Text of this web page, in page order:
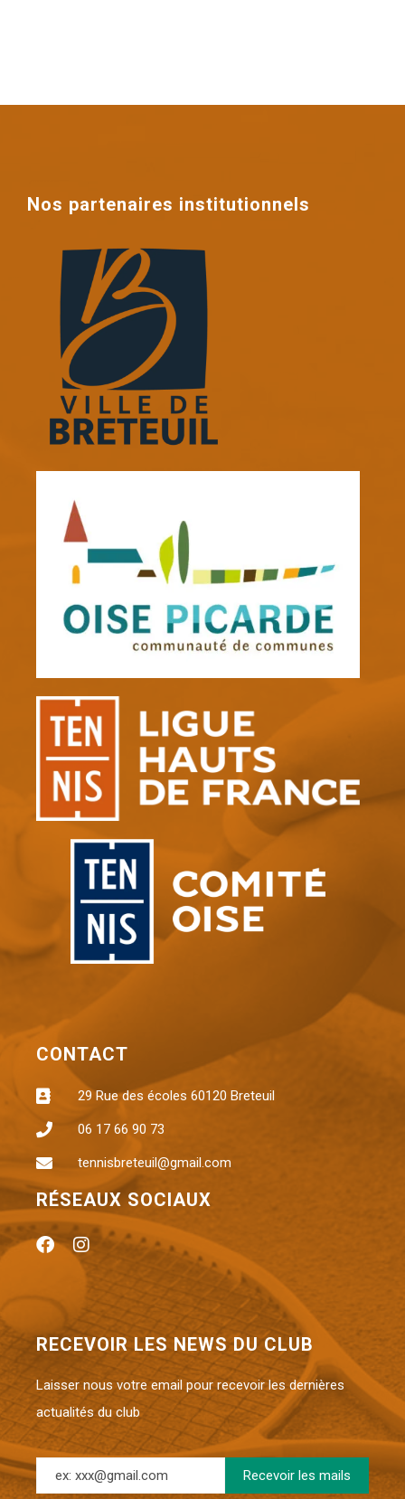
Nos partenaires institutionnels
CONTACT
29 Rue des écoles 60120 Breteuil
06 17 66 90 73
tennisbreteuil@gmail.com
RÉSEAUX SOCIAUX
RECEVOIR LES NEWS DU CLUB
Laisser nous votre email pour recevoir les dernières
actualités du club